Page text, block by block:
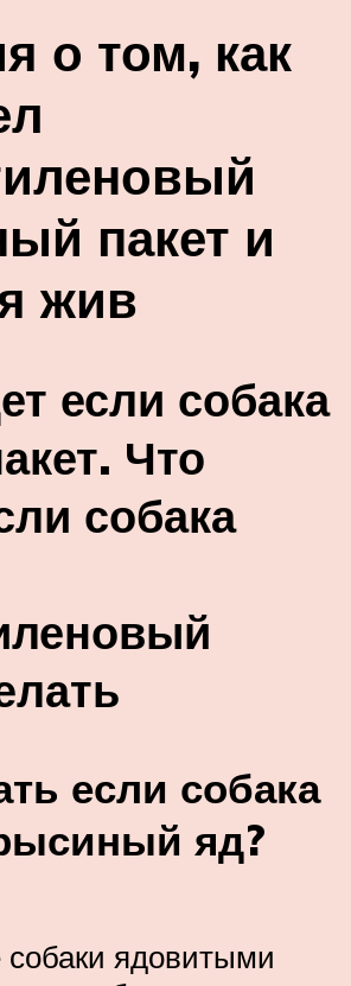
о том, как
пакет и
жив
если собака
Что
собака
если собака
яд?
ядовитыми